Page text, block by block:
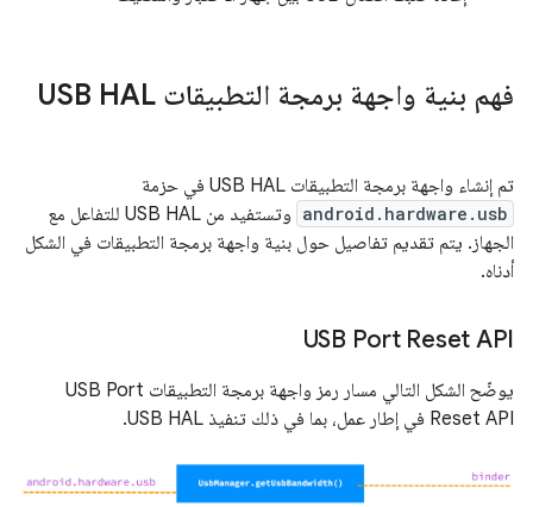
فهم بنية واجهة برمجة التطبيقات USB HAL
تم إنشاء واجهة برمجة التطبيقات USB HAL في حزمة
android.hardware.usb
وتستفيد من USB HAL للتفاعل مع
الجهاز. يتم تقديم تفاصيل حول بنية واجهة برمجة التطبيقات في الشكل
أدناه.
USB Port Reset API
يوضّح الشكل التالي مسار رمز واجهة برمجة التطبيقات USB Port
Reset API في إطار عمل، بما في ذلك تنفيذ USB HAL.